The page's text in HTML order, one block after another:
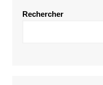
Rechercher